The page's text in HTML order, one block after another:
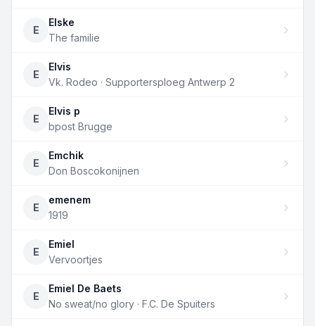
E
Elske
The familie
E
Elvis
Vk. Rodeo · Supportersploeg Antwerp 2
E
Elvis p
bpost Brugge
E
Emchik
Don Boscokonijnen
E
emenem
1919
E
Emiel
Vervoortjes
E
Emiel De Baets
No sweat/no glory · F.C. De Spuiters